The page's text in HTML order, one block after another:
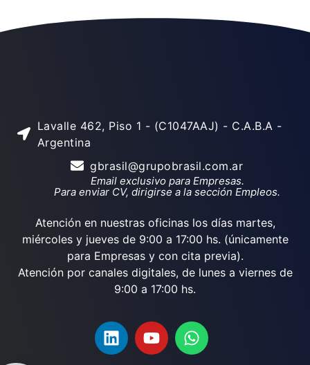
Lavalle 462, Piso 1 - (C1047AAJ) - C.A.B.A -
Argentina
gbrasil@grupobrasil.com.ar
Email exclusivo para Empresas.
Para enviar CV, dirigirse a la sección Empleos.
Atención en nuestras oficinas los días martes,
miércoles y jueves de 9:00 a 17:00 hs. (únicamente
para Empresas y con cita previa).
Atención por canales digitales, de lunes a viernes de
9:00 a 17:00 hs.